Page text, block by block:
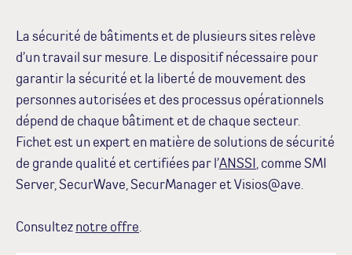
La sécurité de bâtiments et de plusieurs sites relève
d’un travail sur mesure. Le dispositif nécessaire pour
garantir la sécurité et la liberté de mouvement des
personnes autorisées et des processus opérationnels
dépend de chaque bâtiment et de chaque secteur.
Fichet est un expert en matière de solutions de sécurité
de grande qualité et certifiées par l’ANSSI, comme SMI
Server, SecurWave, SecurManager et Visios@ave.
Consulteznotre offre.